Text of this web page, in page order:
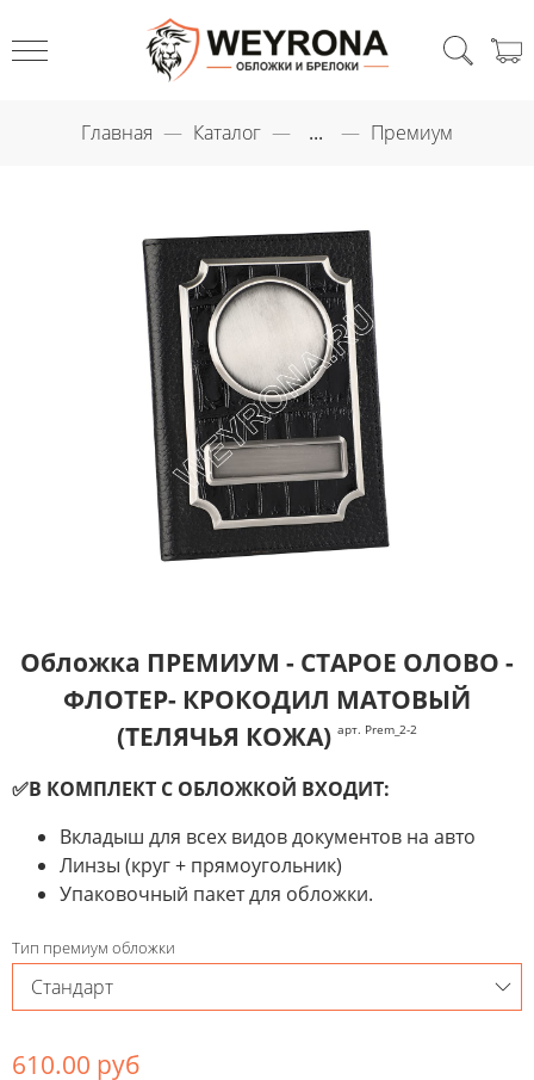
Главная Каталог ... Премиум
Обложка ПРЕМИУМ - СТАРОЕ ОЛОВО -
ФЛОТЕР- КРОКОДИЛ МАТОВЫЙ
(ТЕЛЯЧЬЯ КОЖА) арт. Prem_2-2
✅В КОМПЛЕКТ С ОБЛОЖКОЙ ВХОДИТ:
Вкладыш для всех видов документов на авто
Линзы (круг + прямоугольник)
Упаковочный пакет для обложки.
Тип премиум обложки
610.00 руб